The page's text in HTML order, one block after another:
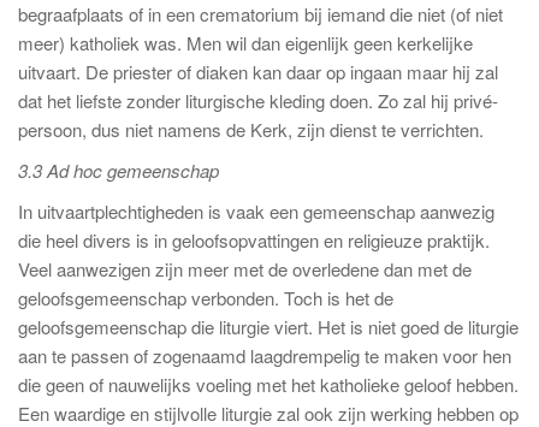
begraafplaats of in een crematorium bij iemand die niet (of niet
meer) katholiek was. Men wil dan eigenlijk geen kerkelijke
uitvaart. De priester of diaken kan daar op ingaan maar hij zal
dat het liefste zonder liturgische kleding doen. Zo zal hij privé-
persoon, dus niet namens de Kerk, zijn dienst te verrichten.
3.3 Ad hoc gemeenschap
In uitvaartplechtigheden is vaak een gemeenschap aanwezig
die heel divers is in geloofsopvattingen en religieuze praktijk.
Veel aanwezigen zijn meer met de overledene dan met de
geloofsgemeenschap verbonden. Toch is het de
geloofsgemeenschap die liturgie viert. Het is niet goed de liturgie
aan te passen of zogenaamd laagdrempelig te maken voor hen
die geen of nauwelijks voeling met het katholieke geloof hebben.
Een waardige en stijlvolle liturgie zal ook zijn werking hebben op